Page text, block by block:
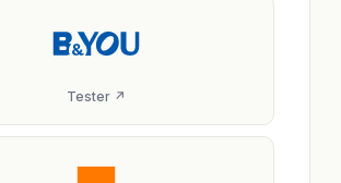
Tester ↗